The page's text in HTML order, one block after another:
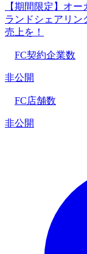
【期間限定】オ
ランドシェアリン
売上を！
FC契約企業数
非公開
FC店舗数
非公開